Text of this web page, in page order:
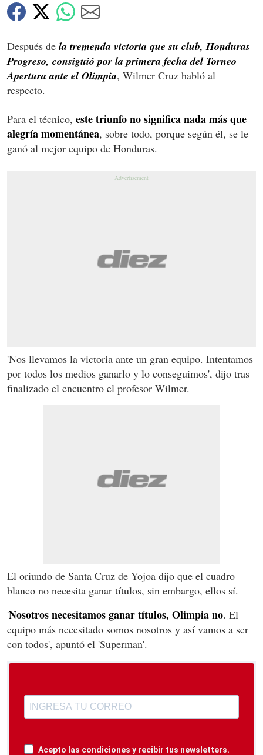
Después de la tremenda victoria que su club, Honduras
Progreso, consiguió por la primera fecha del Torneo
Apertura ante el Olimpia, Wilmer Cruz habló al
respecto.
Para el técnico, este triunfo no significa nada más que
alegría momentánea, sobre todo, porque según él, se le
ganó al mejor equipo de Honduras.
'Nos llevamos la victoria ante un gran equipo. Intentamos
por todos los medios ganarlo y lo conseguimos', dijo tras
finalizado el encuentro el profesor Wilmer.
El oriundo de Santa Cruz de Yojoa dijo que el cuadro
blanco no necesita ganar títulos, sin embargo, ellos sí.
'Nosotros necesitamos ganar títulos, Olimpia no. El
equipo más necesitado somos nosotros y así vamos a ser
con todos', apuntó el 'Superman'.
Acepto las condiciones y recibir tus newsletters.